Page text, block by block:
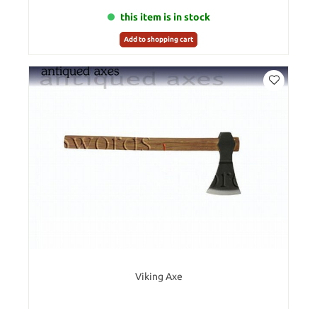
this item is in stock
Add to shopping cart
Viking Axe